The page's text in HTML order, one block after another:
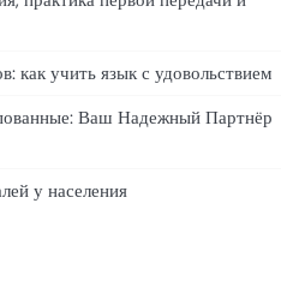
как учить язык с удовольствием
Ваш Надежный Партнёр
у населения